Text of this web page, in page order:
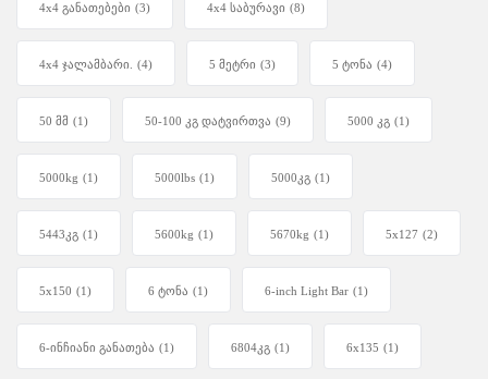
4x4 განათებები (3) 4x4 საბურავი (8)
4x4 ჯალამბარი. (4) 5 მეტრი (3) 5 ტონა (4)
50 მმ (1) 50-100 კგ დატვირთვა (9) 5000 კგ (1)
5000kg (1) 5000lbs (1) 5000კგ (1)
5443კგ (1) 5600kg (1) 5670kg (1) 5x127 (2)
5x150 (1) 6 ტონა (1) 6-inch Light Bar (1)
6-ინჩიანი განათება (1) 6804კგ (1) 6x135 (1)